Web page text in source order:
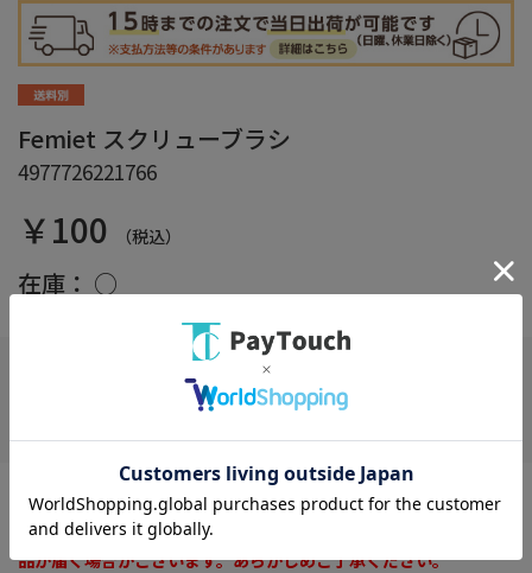
Femiet スクリューブラシ
4977726221766
￥100 （税込）
在庫： ○
キャップ付でコンパクトなので持ち歩き用に。
※商品リニューアルに伴い、掲載画像とは異なったデザインの商
品が届く場合がございます。あらかじめご了承ください。